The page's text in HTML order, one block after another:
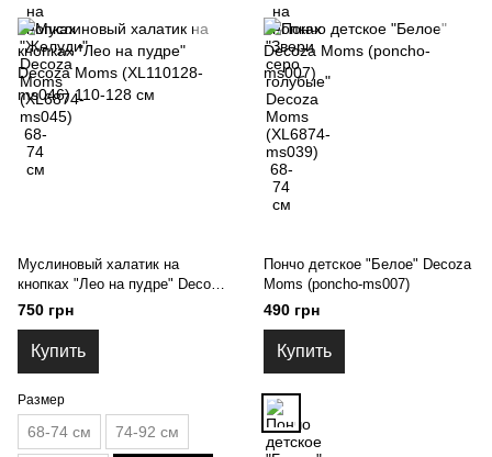
Муслиновый халатик на
кнопках "Лео на пудре" Decoza
Moms (XL110128-ms046) 110-
128 см
750 грн
Купить
Размер
68-74 см 74-92 см
Пончо детское "Белое" Decoza
Moms (poncho-ms007)
490 грн
Купить